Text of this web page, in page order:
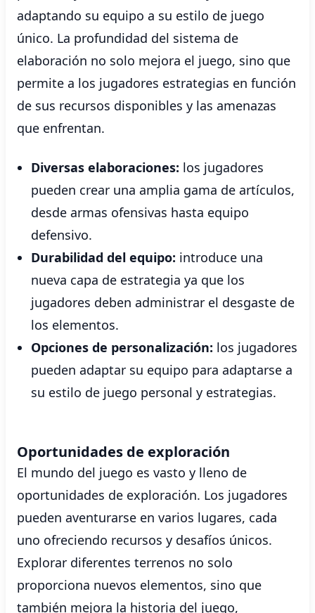
adaptando su equipo a su estilo de juego
único. La profundidad del sistema de
elaboración no solo mejora el juego, sino que
permite a los jugadores estrategias en función
de sus recursos disponibles y las amenazas
que enfrentan.
Diversas elaboraciones: los jugadores
pueden crear una amplia gama de artículos,
desde armas ofensivas hasta equipo
defensivo.
Durabilidad del equipo: introduce una
nueva capa de estrategia ya que los
jugadores deben administrar el desgaste de
los elementos.
Opciones de personalización: los jugadores
pueden adaptar su equipo para adaptarse a
su estilo de juego personal y estrategias.
Oportunidades de exploración
El mundo del juego es vasto y lleno de
oportunidades de exploración. Los jugadores
pueden aventurarse en varios lugares, cada
uno ofreciendo recursos y desafíos únicos.
Explorar diferentes terrenos no solo
proporciona nuevos elementos, sino que
también mejora la historia del juego,